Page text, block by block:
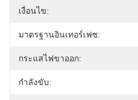
เงื่อนไข:
มาตรฐานอินเทอร์เฟซ:
กระแสไฟขาออก:
กำลังขับ: